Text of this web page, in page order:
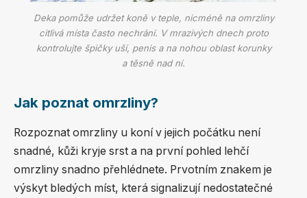
Deka pomůže udržet koně v teple, nicméně na omrzliny
citlivá místa často nechrání. V mrazivých dnech proto
kontrolujte špičky uší, penis a na nohou oblast korunky
a těsně nad ní.
Jak poznat omrzliny?
Rozpoznat omrzliny u koní v jejich počátku není
snadné, kůži kryje srst a na první pohled lehčí
omrzliny snadno přehlédnete. Prvotním znakem je
výskyt bledých míst, která signalizují nedostatečné